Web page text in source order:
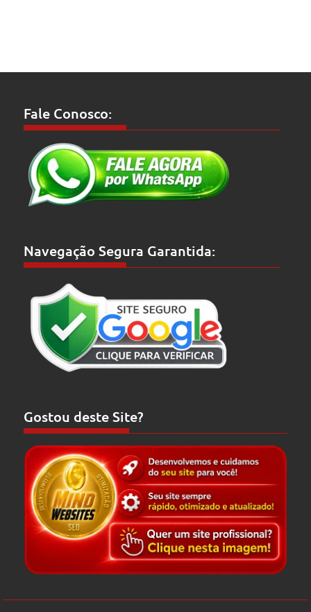
Fale Conosco:
Navegação Segura Garantida:
Gostou deste Site?